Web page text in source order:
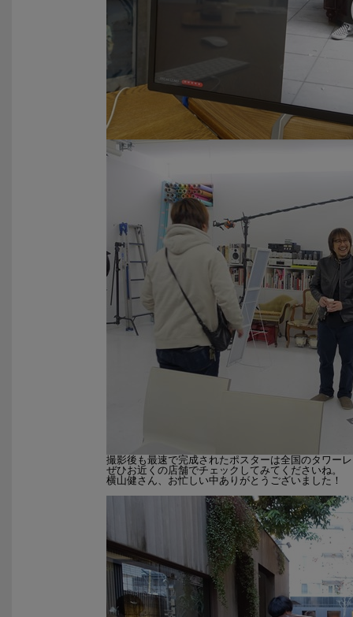
撮影後も最速で完成されたポスターは全国のタワー
ぜひお近くの店舗でチェックしてみてくださいね。
横山健さん、お忙しい中ありがとうございました！